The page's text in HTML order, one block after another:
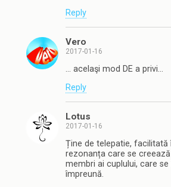
Reply
Vero
2017-01-16
… acelaşi mod DE a privi…
Reply
Lotus
2017-01-16
Ține de telepatie, facilitată
rezonanța care se
membri ai cuplului, care
împreună.